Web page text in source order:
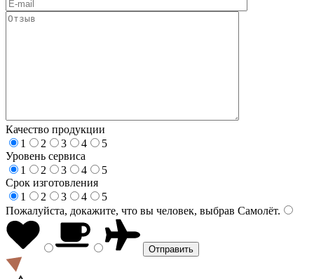
Качество продукции
1
2 3 4
5
Уровень сервиса
1
2 3 4
5
Срок изготовления
1
2 3 4
5
Пожалуйста, докажите, что вы человек, выбрав Самолёт.